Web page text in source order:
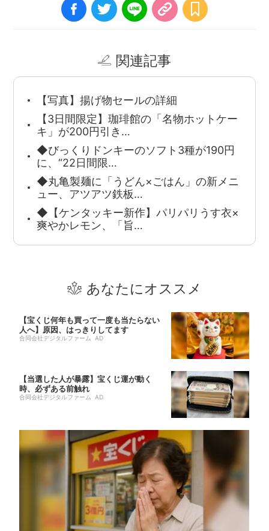
関連記事
【写真】揚げ物セールの詳細
【3日間限定】珈琲館の「名物ホットケー
キ」が200円引き…
◆びっくりドンキーのソフト3種が190円
に、“22日間限…
◆丸亀製麺に「うどん×ごはん」の新メニ
ュー、アツアツ鉄板…
◆【ケンタッキー新作】パリパリうす衣×
爽やかレモン、「旨…
あなたにオススメ
【宝くじ何年も買って一度も当たらない
人へ】原因、はっきりしてます
合同会社デジタルファーム AD
【当選した人が暴露】宝くじ運が動く
時、必ずある前触れ
合同会社デジタルファーム AD